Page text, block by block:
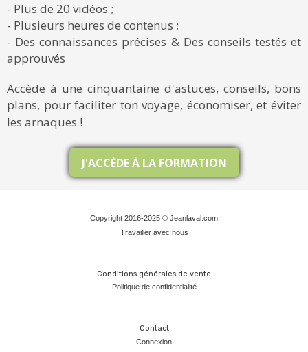
- Plus de 20 vidéos ;
- Plusieurs heures de contenus ;
- Des connaissances précises & Des conseils testés et
approuvés
Accède à une cinquantaine d'astuces, conseils, bons
plans, pour faciliter ton voyage, économiser, et éviter
les arnaques !
J'ACCÈDE À LA FORMATION
Copyright 2016-2025 © Jeanlaval.com
Travailler avec nous
Conditions générales de vente
Politique de confidentialité
Contact
Connexion